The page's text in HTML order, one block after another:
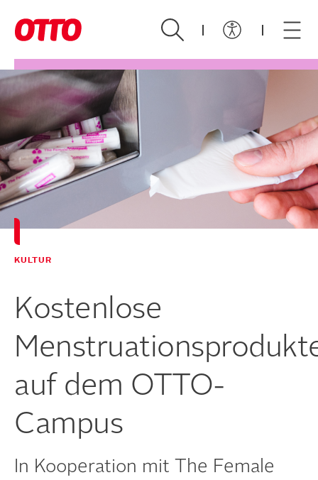
Zum Hauptinhalt springen
KULTUR
Kostenlose
auf dem OTTO-
Campus
In Kooperation mit The Female